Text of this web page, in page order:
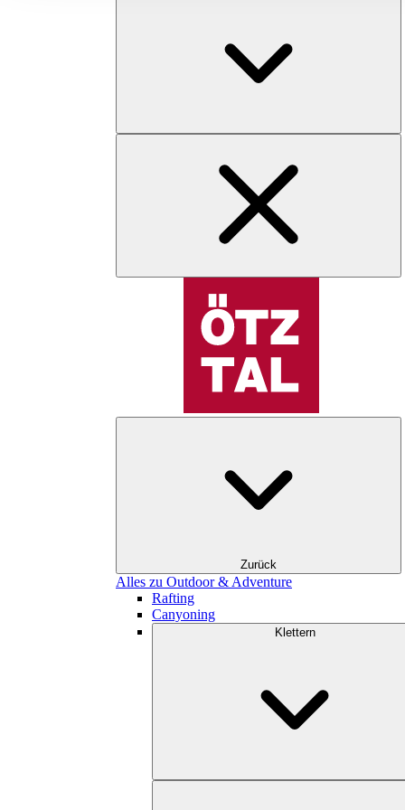
Zurück
Alles zu Outdoor & Adventure
Rafting
Canyoning
Klettern